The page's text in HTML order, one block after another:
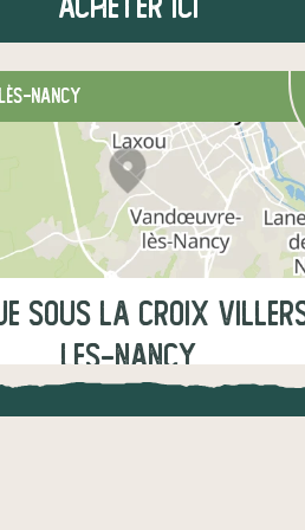
Nancy
Sous la Croix
les-Nancy
Jeudi17:30-18:00